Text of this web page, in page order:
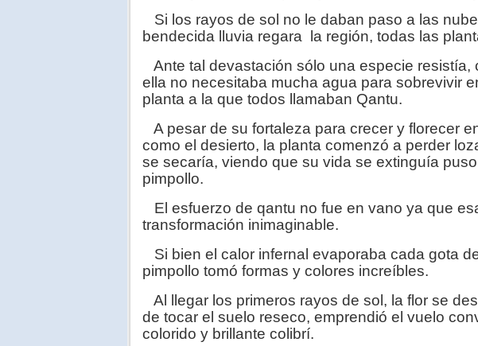
Si los rayos de sol no le daban paso a las
bendecida lluvia regara la región, todas las
Ante tal devastación sólo una especie resistía,
ella no necesitaba mucha agua para sobrevivir
planta a la que todos llamaban Qantu.
A pesar de su fortaleza para crecer y florecer
como el desierto, la planta comenzó a perder
se secaría, viendo que su vida se extinguía
pimpollo.
El esfuerzo de qantu no fue en vano ya que
transformación inimaginable.
Si bien el calor infernal evaporaba cada gota
pimpollo tomó formas y colores increíbles.
Al llegar los primeros rayos de sol, la flor se
de tocar el suelo reseco, emprendió el vuelo
colorido y brillante colibrí.